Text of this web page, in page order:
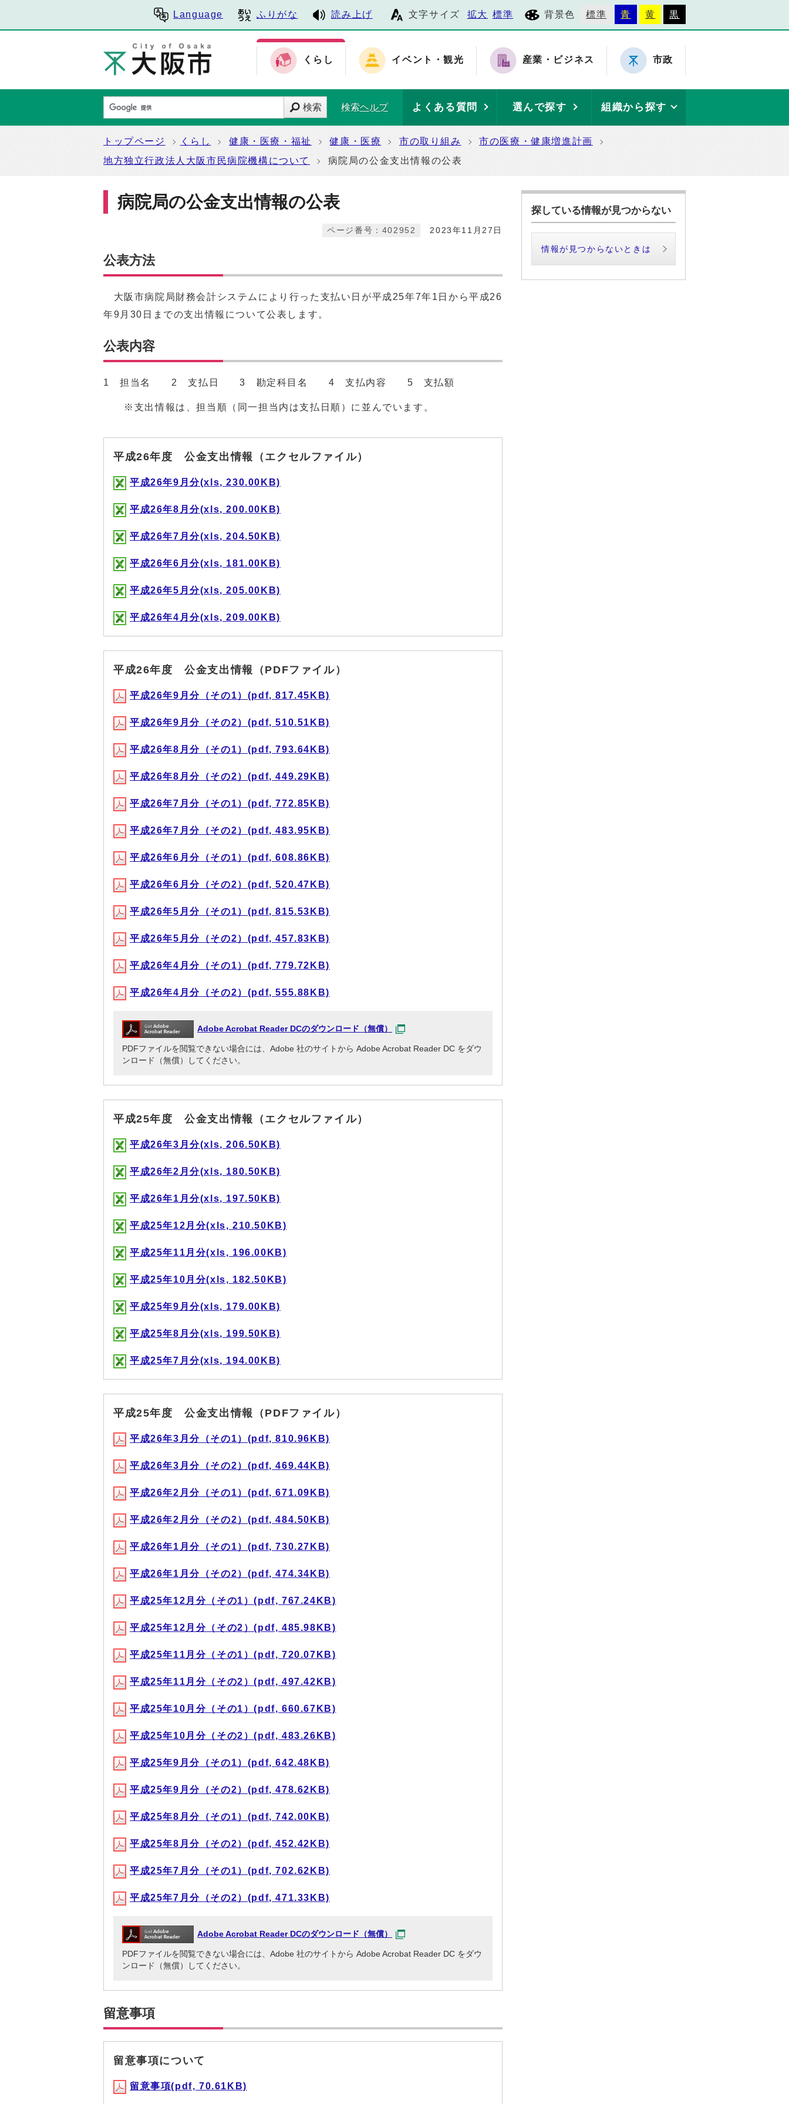
Language ふりがな 読み上げ 文字サイズ 拡大 標準 背景色 標準 青 黄 黒
くらし イベント・観光 産業・ビジネス 市政
検索 検索ヘルプ よくある質問 選んで探す 組織から探す
トップページ くらし 健康・医療・福祉 健康・医療 市の取り組み
市の医療・健康増進計画
地方独立行政法人大阪市民病院機構について
病院局の公金支出情報の公表
病院局の公金支出情報の公表
2023年11月27日
ページ番号：402952
公表方法
大阪市病院局財務会計システムにより行った支払い日が平成25年7年1日から平成26
年9月30日までの支出情報について公表します。
公表内容
1 担当名 2 支払日 3 勘定科目名 4 支払内容 5 支払額
※支出情報は、担当順（同一担当内は支払日順）に並んでいます。
平成26年度 公金支出情報（エクセルファイル）
平成26年9月分(xls, 230.00KB)
平成26年8月分(xls, 200.00KB)
平成26年7月分(xls, 204.50KB)
平成26年6月分(xls, 181.00KB)
平成26年5月分(xls, 205.00KB)
平成26年4月分(xls, 209.00KB)
平成26年度 公金支出情報（PDFファイル）
平成26年9月分（その1）(pdf, 817.45KB)
平成26年9月分（その2）(pdf, 510.51KB)
平成26年8月分（その1）(pdf, 793.64KB)
平成26年8月分（その2）(pdf, 449.29KB)
平成26年7月分（その1）(pdf, 772.85KB)
平成26年7月分（その2）(pdf, 483.95KB)
平成26年6月分（その1）(pdf, 608.86KB)
平成26年6月分（その2）(pdf, 520.47KB)
平成26年5月分（その1）(pdf, 815.53KB)
平成26年5月分（その2）(pdf, 457.83KB)
平成26年4月分（その1）(pdf, 779.72KB)
平成26年4月分（その2）(pdf, 555.88KB)
Adobe Acrobat Reader DCのダウンロード（無償）
PDFファイルを閲覧できない場合には、Adobe 社のサイトから Adobe Acrobat Reader DC をダウ
ンロード（無償）してください。
平成25年度 公金支出情報（エクセルファイル）
平成26年3月分(xls, 206.50KB)
平成26年2月分(xls, 180.50KB)
平成26年1月分(xls, 197.50KB)
平成25年12月分(xls, 210.50KB)
平成25年11月分(xls, 196.00KB)
平成25年10月分(xls, 182.50KB)
平成25年9月分(xls, 179.00KB)
平成25年8月分(xls, 199.50KB)
平成25年7月分(xls, 194.00KB)
平成25年度 公金支出情報（PDFファイル）
平成26年3月分（その1）(pdf, 810.96KB)
平成26年3月分（その2）(pdf, 469.44KB)
平成26年2月分（その1）(pdf, 671.09KB)
平成26年2月分（その2）(pdf, 484.50KB)
平成26年1月分（その1）(pdf, 730.27KB)
平成26年1月分（その2）(pdf, 474.34KB)
平成25年12月分（その1）(pdf, 767.24KB)
平成25年12月分（その2）(pdf, 485.98KB)
平成25年11月分（その1）(pdf, 720.07KB)
平成25年11月分（その2）(pdf, 497.42KB)
平成25年10月分（その1）(pdf, 660.67KB)
平成25年10月分（その2）(pdf, 483.26KB)
平成25年9月分（その1）(pdf, 642.48KB)
平成25年9月分（その2）(pdf, 478.62KB)
平成25年8月分（その1）(pdf, 742.00KB)
平成25年8月分（その2）(pdf, 452.42KB)
平成25年7月分（その1）(pdf, 702.62KB)
平成25年7月分（その2）(pdf, 471.33KB)
Adobe Acrobat Reader DCのダウンロード（無償）
PDFファイルを閲覧できない場合には、Adobe 社のサイトから Adobe Acrobat Reader DC をダウ
ンロード（無償）してください。
留意事項
留意事項について
留意事項(pdf, 70.61KB)
探している情報が見つからない
情報が見つからないときは